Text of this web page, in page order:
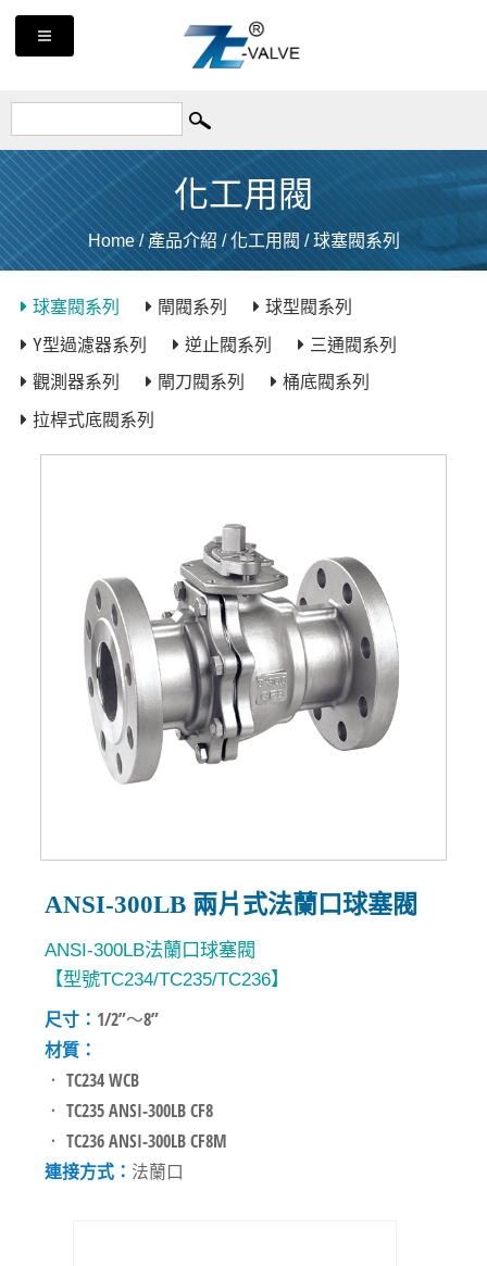
化工用閥
Home/產品介紹/化工用閥/球塞閥系列
球塞閥系列 閘閥系列
球型閥系列
Y型過濾器系列
逆止閥系列
三通閥系列
觀測器系列
閘刀閥系列
桶底閥系列
拉桿式底閥系列
ANSI-300LB 兩片式法蘭口球塞閥
ANSI-300LB法蘭口球塞閥
【型號TC234/TC235/TC236】
尺寸： 1/2”～8”
材質：
． TC234 WCB
． TC235 ANSI-300LB CF8
． TC236 ANSI-300LB CF8M
連接方式： 法蘭口